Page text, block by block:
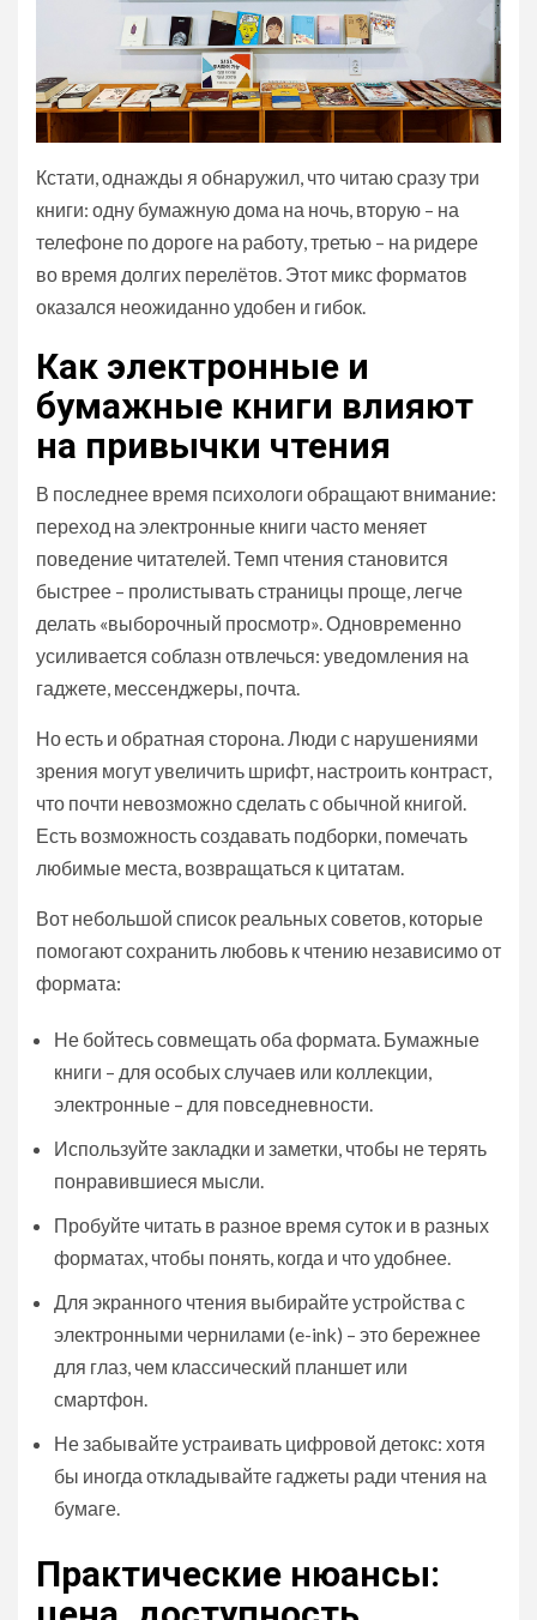
Кстати, однажды я обнаружил, что читаю сразу три
книги: одну бумажную дома на ночь, вторую – на
телефоне по дороге на работу, третью – на ридере
во время долгих перелётов. Этот микс форматов
оказался неожиданно удобен и гибок.
Как электронные и
бумажные книги влияют
на привычки чтения
В последнее время психологи обращают внимание:
переход на электронные книги часто меняет
поведение читателей. Темп чтения становится
быстрее – пролистывать страницы проще, легче
делать «выборочный просмотр». Одновременно
усиливается соблазн отвлечься: уведомления на
гаджете, мессенджеры, почта.
Но есть и обратная сторона. Люди с нарушениями
зрения могут увеличить шрифт, настроить контраст,
что почти невозможно сделать с обычной книгой.
Есть возможность создавать подборки, помечать
любимые места, возвращаться к цитатам.
Вот небольшой список реальных советов, которые
помогают сохранить любовь к чтению независимо от
формата:
Не бойтесь совмещать оба формата. Бумажные
книги – для особых случаев или коллекции,
электронные – для повседневности.
Используйте закладки и заметки, чтобы не терять
понравившиеся мысли.
Пробуйте читать в разное время суток и в разных
форматах, чтобы понять, когда и что удобнее.
Для экранного чтения выбирайте устройства с
электронными чернилами (e-ink) – это бережнее
для глаз, чем классический планшет или
смартфон.
Не забывайте устраивать цифровой детокс: хотя
бы иногда откладывайте гаджеты ради чтения на
бумаге.
Практические нюансы: